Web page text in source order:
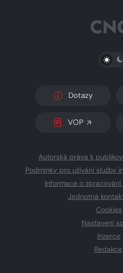
Dotazy
VOP
Autorská práva k
Podmínky pro užívání služby
Informace o
Jednotná
Cookies
Nastavení
Inzerce
Redakce